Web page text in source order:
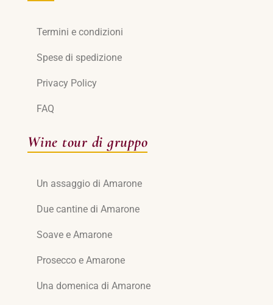
Termini e condizioni
Spese di spedizione
Privacy Policy
FAQ
Wine tour di gruppo
Un assaggio di Amarone
Due cantine di Amarone
Soave e Amarone
Prosecco e Amarone
Una domenica di Amarone